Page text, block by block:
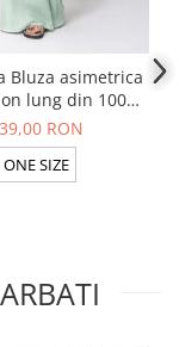
Bluza asimetrica
lung din 100%
Light Olive
RON
ONE SIZE